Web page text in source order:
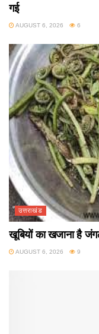
गई
AUGUST 6, 2026 6
उत्तराखंड
खूबियों का खजाना है
AUGUST 6, 2026 9